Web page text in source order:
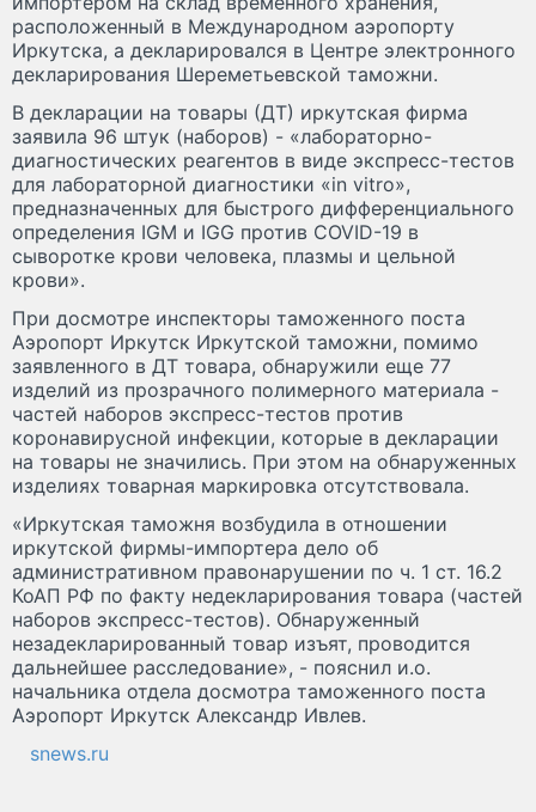
расположенный в Международном аэропорту
Иркутска, а декларировался в Центре электронного
декларирования Шереметьевской таможни.
В декларации на товары (ДТ) иркутская фирма
заявила 96 штук (наборов) - «лабораторно-
диагностических реагентов в виде экспресс-тестов
для лабораторной диагностики «in vitro»,
предназначенных для быстрого дифференциального
определения IGM и IGG против COVID-19 в
сыворотке крови человека, плазмы и цельной
крови».
При досмотре инспекторы таможенного поста
Аэропорт Иркутск Иркутской таможни, помимо
заявленного в ДТ товара, обнаружили еще 77
изделий из прозрачного полимерного материала -
частей наборов экспресс-тестов против
коронавирусной инфекции, которые в декларации
на товары не значились. При этом на обнаруженных
изделиях товарная маркировка отсутствовала.
«Иркутская таможня возбудила в отношении
иркутской фирмы-импортера дело об
административном правонарушении по ч. 1 ст. 16.2
КоАП РФ по факту недекларирования товара (частей
наборов экспресс-тестов). Обнаруженный
незадекларированный товар изъят, проводится
дальнейшее расследование», - пояснил и.о.
начальника отдела досмотра таможенного поста
Аэропорт Иркутск Александр Ивлев.
snews.ru